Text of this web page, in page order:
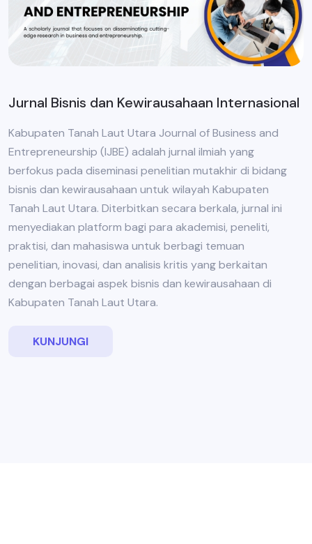
Jurnal Bisnis dan Kewirausahaan Internasional
Kabupaten Tanah Laut Utara Journal of Business and
Entrepreneurship (IJBE) adalah jurnal ilmiah yang
berfokus pada diseminasi penelitian mutakhir di bidang
bisnis dan kewirausahaan untuk wilayah Kabupaten
Tanah Laut Utara. Diterbitkan secara berkala, jurnal ini
menyediakan platform bagi para akademisi, peneliti,
praktisi, dan mahasiswa untuk berbagi temuan
penelitian, inovasi, dan analisis kritis yang berkaitan
dengan berbagai aspek bisnis dan kewirausahaan di
Kabupaten Tanah Laut Utara.
KUNJUNGI